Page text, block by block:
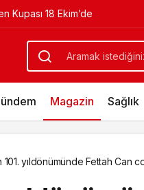
Kupası 18 Ekim’de
Magazin Sağlık
yıldönümünde Fettah Can
filmi geliyor!